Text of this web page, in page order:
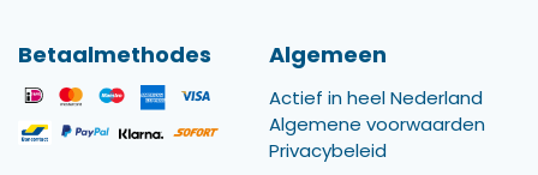
Betaalmethodes Algemeen
Actief in heel Nederland
Algemene voorwaarden
Privacybeleid